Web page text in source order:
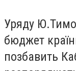
Уряду
бюджет
позбавить